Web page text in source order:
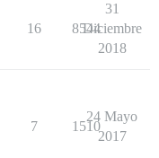
16 8544
31
Diciembre
2018
7 1510
24 Mayo
2017